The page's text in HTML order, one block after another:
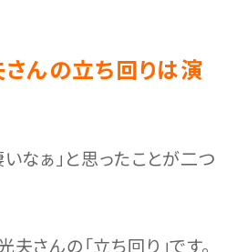
んの立ち回りは演
なぁ」と思ったことが二つ
さんの「立ち回り」です。